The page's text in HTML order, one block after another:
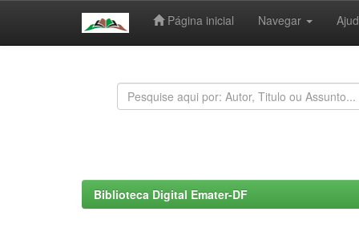
Página inicial Navegar
Biblioteca Digital Emater-DF